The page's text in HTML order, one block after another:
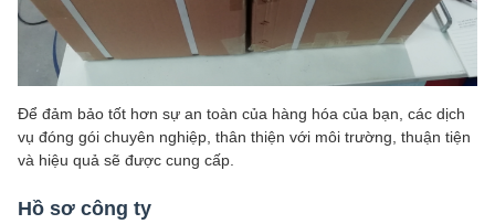
Để đảm bảo tốt hơn sự an toàn của hàng hóa của bạn, các dịch
vụ đóng gói chuyên nghiệp, thân thiện với môi trường, thuận tiện
và hiệu quả sẽ được cung cấp.
Hồ sơ công ty